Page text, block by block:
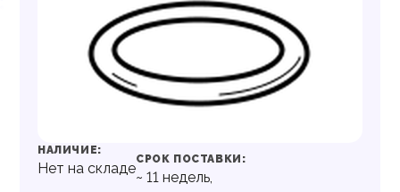
НАЛИЧИЕ:
Нет на складе
СРОК ПОСТАВКИ:
~ 11 недель,